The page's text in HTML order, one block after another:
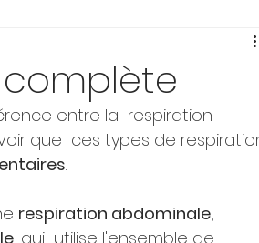
entre la  respiration
que  ces types de
.
respiration abdominale,
, qui  utilise l'ensemble de